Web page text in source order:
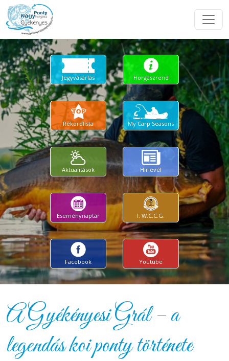
Jegyvásárlás Horgászrend
Rekordlista My Carp Seasons
Aktualitások Hírlevél
Eseménynaptár I. W.C.C.G.
Facebook Youtube
A Gyékényesi Grál – a
legendás koi ponty története